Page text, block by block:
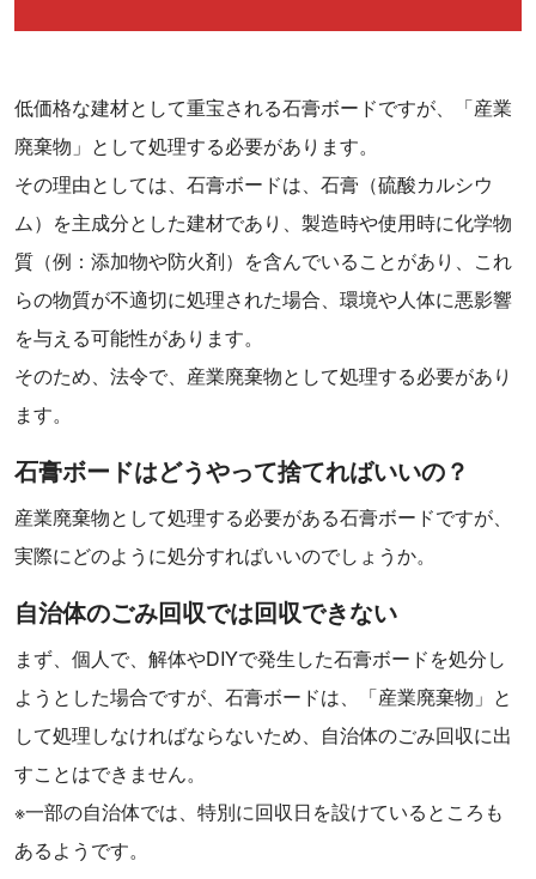
低価格な建材として重宝される石膏ボードですが、「産業
廃棄物」として処理する必要があります。
その理由としては、石膏ボードは、石膏（硫酸カルシウ
ム）を主成分とした建材であり、製造時や使用時に化学物
質（例：添加物や防火剤）を含んでいることがあり、これ
らの物質が不適切に処理された場合、環境や人体に悪影響
を与える可能性があります。
そのため、法令で、産業廃棄物として処理する必要があり
ます。
石膏ボードはどうやって捨てればいいの？
産業廃棄物として処理する必要がある石膏ボードですが、
実際にどのように処分すればいいのでしょうか。
自治体のごみ回収では回収できない
まず、個人で、解体やDIYで発生した石膏ボードを処分し
ようとした場合ですが、石膏ボードは、「産業廃棄物」と
して処理しなければならないため、自治体のごみ回収に出
すことはできません。
※一部の自治体では、特別に回収日を設けているところも
あるようです。